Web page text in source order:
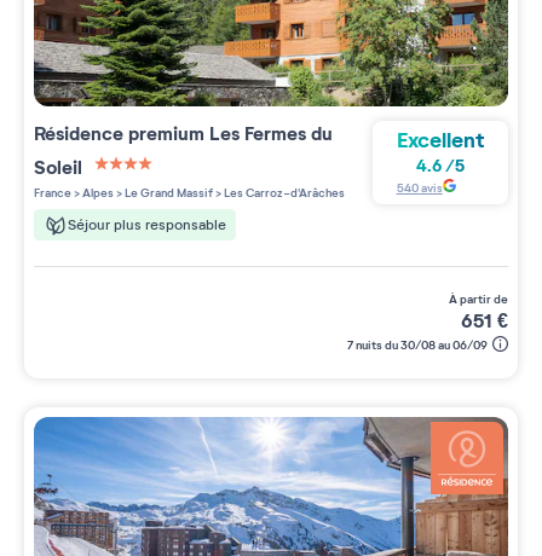
Résidence premium Les Fermes du
Soleil
4 étoiles sur 5
France>Alpes>Le Grand Massif>Les Carroz-d'Arâches
Séjour plus responsable
Excellent
4.6/5
540avis
à partir de
651 €
7 nuits du 30/08 au 06/09